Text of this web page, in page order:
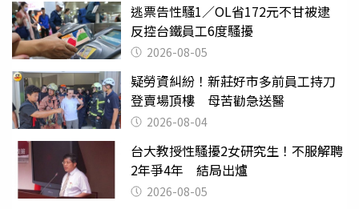
逃票告性騷1／OL省172元不甘被逮
反控台鐵員工6度騷擾
2026-08-05
疑勞資糾紛！新莊好市多前員工持刀
登賣場頂樓 母苦勸急送醫
2026-08-04
台大教授性騷擾2女研究生！不服解聘
2年爭4年 結局出爐
2026-08-05